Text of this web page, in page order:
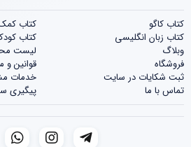
کتاب کاگو
کتاب‌‌
کتاب زبان انگلیسی
کتاب
وبلاگ
لیست
فروشگاه
قوانین و
ثبت شکایات در سایت
خدمات
تماس با ما
پیگیری